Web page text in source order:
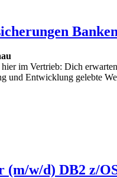
im Vertrieb: Dich
und Entwicklung gelebte
(m/w/d) DB2 z/